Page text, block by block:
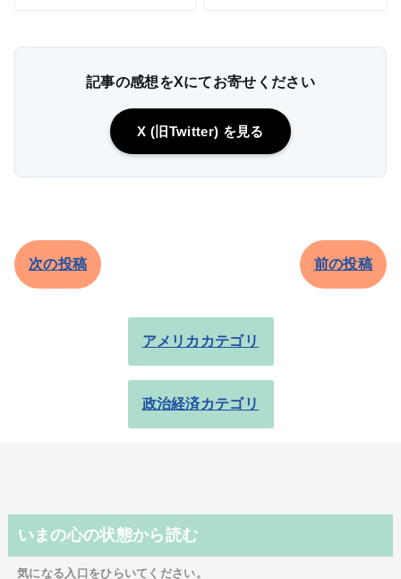
記事の感想をXにてお寄せください
X (旧Twitter) を見る
次の投稿 前の投稿
アメリカカテゴリ
政治経済カテゴリ
いまの心の状態から読む
気になる入口をひらいてください。